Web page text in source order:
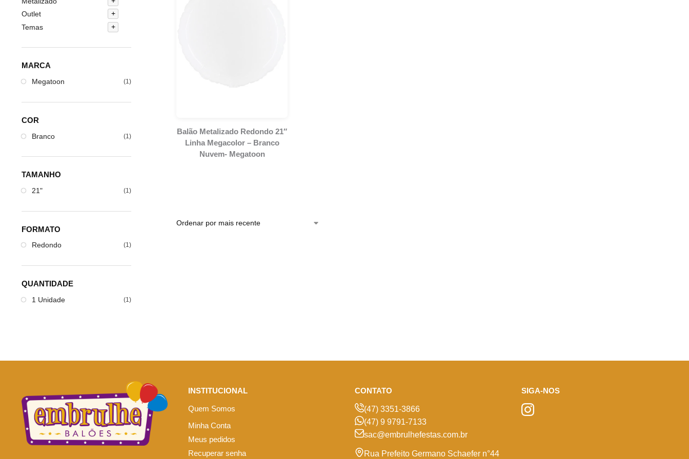
Balão Metalizado Redondo 21″
Linha Megacolor – Branco
Nuvem- Megatoon
Outlet
Temas
MARCA
Megatoon (1)
COR
Branco (1)
TAMANHO
21" (1)
FORMATO
Redondo (1)
QUANTIDADE
1 Unidade (1)
INSTITUCIONAL
Quem Somos
Minha Conta
Meus pedidos
Recuperar senha
CONTATO
(47) 3351-3866
(47) 9 9791-7133
sac@embrulhefestas.com.br
Rua Prefeito Germano Schaefer n°44
SIGA-NOS